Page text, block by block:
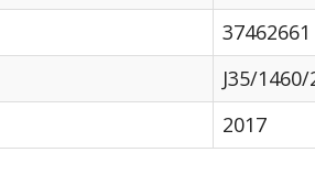
37462661
J35/
2017